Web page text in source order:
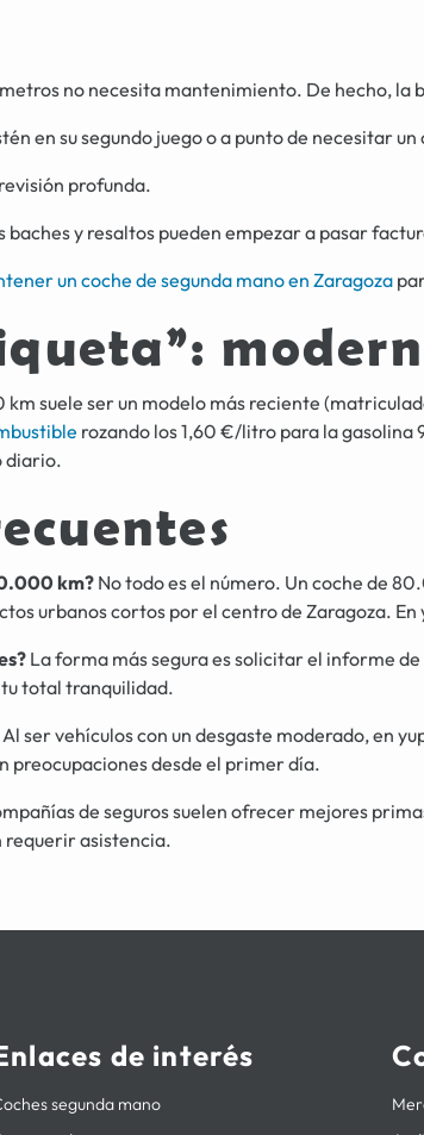
no necesita mantenimiento. De hecho,
en su segundo juego o a punto de necesitar un
profunda.
baches y resaltos pueden empezar a pasar
un coche de segunda mano en Zaragoza
suele ser un modelo más reciente
rozando los 1,60 €/litro para la gasolina
diario.
km? No todo es el número. Un coche de
urbanos cortos por el centro de Zaragoza.
La forma más segura es solicitar el informe
total tranquilidad.
ser vehículos con un desgaste moderado, en
preocupaciones desde el primer día.
de seguros suelen ofrecer mejores
requerir asistencia.
de interés
segunda mano